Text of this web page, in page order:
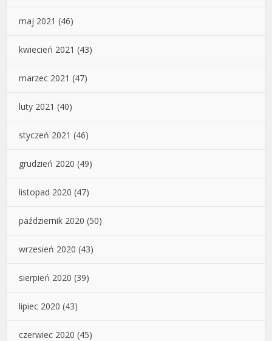
maj 2021 (46)
kwiecień 2021 (43)
marzec 2021 (47)
luty 2021 (40)
styczeń 2021 (46)
grudzień 2020 (49)
listopad 2020 (47)
październik 2020 (50)
wrzesień 2020 (43)
sierpień 2020 (39)
lipiec 2020 (43)
czerwiec 2020 (45)